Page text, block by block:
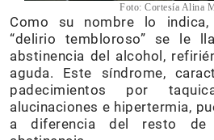
Foto: Cortesía Alina
Como su nombre lo indica,
“delirio tembloroso” se le
abstinencia del alcohol,
aguda. Este síndrome,
padecimientos por
alucinaciones e hipertermia,
a diferencia del resto de